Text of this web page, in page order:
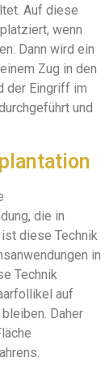
Auf diese
wenn
Dann wird ein
Zug in den
der Eingriff im
und
die in
diese Technik
in
Technik
auf
Daher